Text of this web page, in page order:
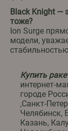
Black Knight —
тоже?
Ion Surge
модели,
Купить
интернет-
городе
,Санкт-
Челябинск,
Казань,